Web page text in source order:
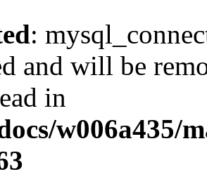
:
and will be
in
w006a435/